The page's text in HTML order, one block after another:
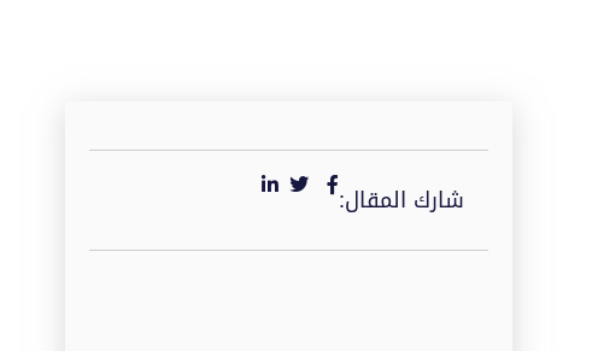
شارك المقال: